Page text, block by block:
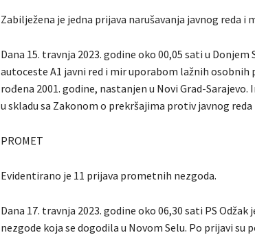
Zabilježena je jedna prijava narušavanja javnog reda i
Dana 15. travnja 2023. godine oko 00,05 sati u
autoceste A1 javni red i mir uporabom lažnih osobnih
rođena 2001. godine, nastanjen u Novi Grad-
u skladu sa Zakonom o prekršajima protiv javnog reda
PROMET
Evidentirano je 11 prijava prometnih nezgoda.
Dana 17. travnja 2023. godine oko 06,30 sati PS
nezgode koja se dogodila u Novom Selu. Po prijavi